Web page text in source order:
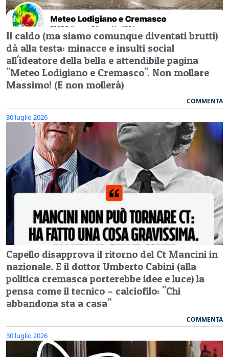
Il caldo (ma siamo comunque diventati brutti)
dà alla testa: minacce e insulti social
all'ideatore della bella e attendibile pagina
"Meteo Lodigiano e Cremasco". Non mollare
Massimo! (E non mollerà)
COMMENTA
30 luglio 2026
Capello disapprova il ritorno del Ct Mancini in
nazionale. E il dottor Umberto Cabini (alla
politica cremasca porterebbe idee e luce) la
pensa come il tecnico – calciofilo: "Chi
abbandona sta a casa"
COMMENTA
30 luglio 2026